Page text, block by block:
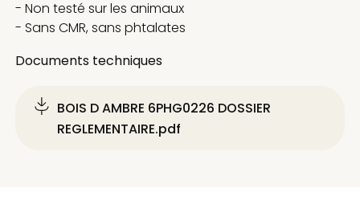
- Non testé sur les animaux
- Sans CMR, sans phtalates
Documents techniques
BOIS D AMBRE 6PHG0226 DOSSIER
REGLEMENTAIRE.pdf